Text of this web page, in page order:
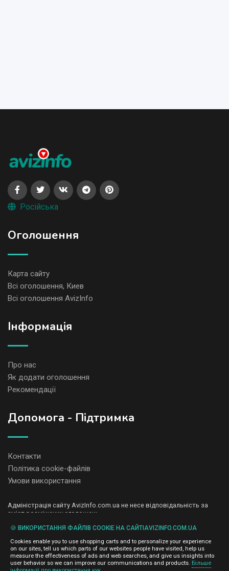
Російська
Оголошення
Карта сайту
Всі оголошення, Киев
Всі оголошення AvizInfo
Iнформація
Про нас
Як додати оголошення
Рекомендації
Допомога - Підтримка
Контакти
Політика cookie-файлів
Умови використання
Адміністрація сайту AvizInfo.com.ua не несе відповідальність за
зміст розміщених оголошень.
і не продаємо особисту інформацію зареєстрованих користувачів
AvizInfo.com.ua третім особам. Ми не відповідаємо за правила
конфіденційності сайтів на які посилається AvizInfo.com.ua. На
деяких сторінках нашого сайту представлена реклама Google
Adsense Advertising Network. Щоб дізнатися детальніше про
🍪 ВИКОРИСТАННЯ ФАЙЛІВ COOKIE НА САЙТІAVIZINFO.COM.UA
Cookies enable you to use shopping carts and to personalize your experience
on our sites, tell us which parts of our websites people have visited, help us
measure the effectiveness of ads and web searches, and give us insights into
user behavior so we can improve our communications and products. Більше